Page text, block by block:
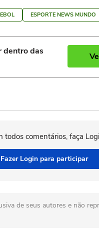
ESPORTE NEWS MUNDO
dentro das
todos comentários, faça
Fazer Login para participar
de seus autores e não